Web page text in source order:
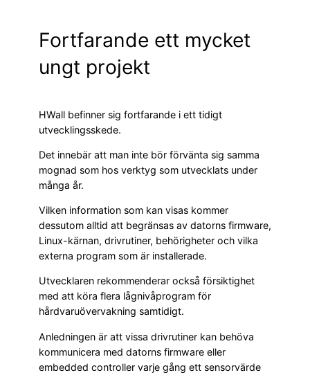
Fortfarande ett mycket
ungt projekt
HWall befinner sig fortfarande i ett tidigt
utvecklingsskede.
Det innebär att man inte bör förvänta sig samma
mognad som hos verktyg som utvecklats under
många år.
Vilken information som kan visas kommer
dessutom alltid att begränsas av datorns firmware,
Linux-kärnan, drivrutiner, behörigheter och vilka
externa program som är installerade.
Utvecklaren rekommenderar också försiktighet
med att köra flera lågnivåprogram för
hårdvaruövervakning samtidigt.
Anledningen är att vissa drivrutiner kan behöva
kommunicera med datorns firmware eller
embedded controller varje gång ett sensorvärde